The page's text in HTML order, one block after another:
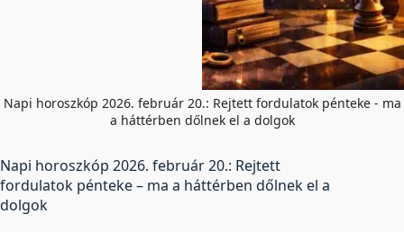
Napi horoszkóp 2026. február 20.: Rejtett fordulatok pénteke - ma
a háttérben dőlnek el a dolgok
Napi horoszkóp 2026. február 20.: Rejtett
fordulatok pénteke – ma a háttérben dőlnek el a
dolgok